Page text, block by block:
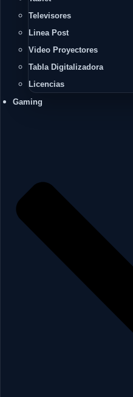
Televisores
Linea Post
Video Proyectores
Tabla Digitalizadora
Licencias
Gaming